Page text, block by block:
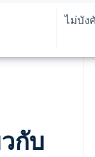
ไม่บัง
กับ